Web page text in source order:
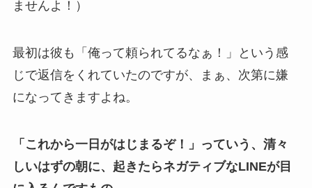
ませんよ！）
最初は彼も「俺って頼られてるなぁ！」という感
じで返信をくれていたのですが、まぁ、次第に嫌
になってきますよね。
「これから一日がはじまるぞ！」っていう、清々
しいはずの朝に、起きたらネガティブなLINEが目